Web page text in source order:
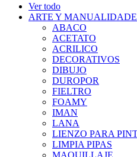
Ver todo
ARTE Y
ABACO
ACETATO
ACRILICO
DECORATIVOS
DIBUJO
DUROPOR
FIELTRO
FOAMY
IMAN
LANA
LIENZO PARA
LIMPIA PIPAS
MAQUILLAJE